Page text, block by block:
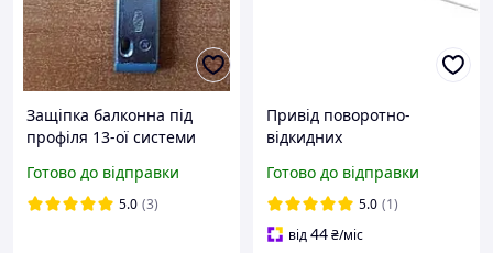
Защіпка балконна під
профіля 13-ої системи
Готово до відправки
5.0 (3)
Привід поворотно-
відкидних
дверей або вікна
фурнітура Vorne 1700-
2200 101-5 SP
Готово до відправки
5.0 (1)
від44₴/міс